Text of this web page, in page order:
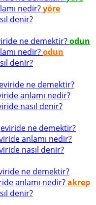
nedir?yöre
denir?
ne demektir?odun
nedir?odun
denir?
ne demektir?
anlamı nedir?
nasıl denir?
ne demektir?
anlamı nedir?
nasıl denir?
ne demektir?
anlamı nedir?akrep
denir?